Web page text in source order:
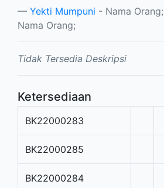
Yekti Mumpuni - Nama Orang;
Nama Orang;
Tidak Tersedia Deskripsi
Ketersediaan
BK22000283
BK22000285
BK22000284